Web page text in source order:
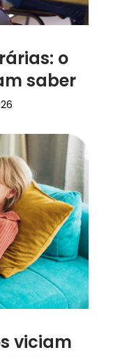
o
saber
viciam